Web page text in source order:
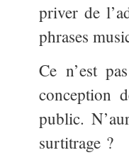
priver de
phrases
Ce n’est
conception
public.
surtitrage ?